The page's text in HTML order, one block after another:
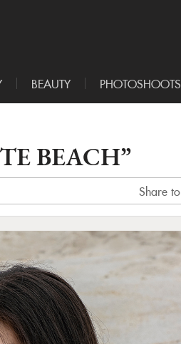
BEAUTY PHOTOSHOOTS
BEACH”
Share to